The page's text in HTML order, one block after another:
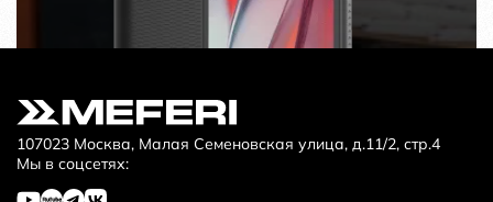
107023 Москва, Малая Семеновская улица, д.11/2, стр.4
Мы в соцсетях: